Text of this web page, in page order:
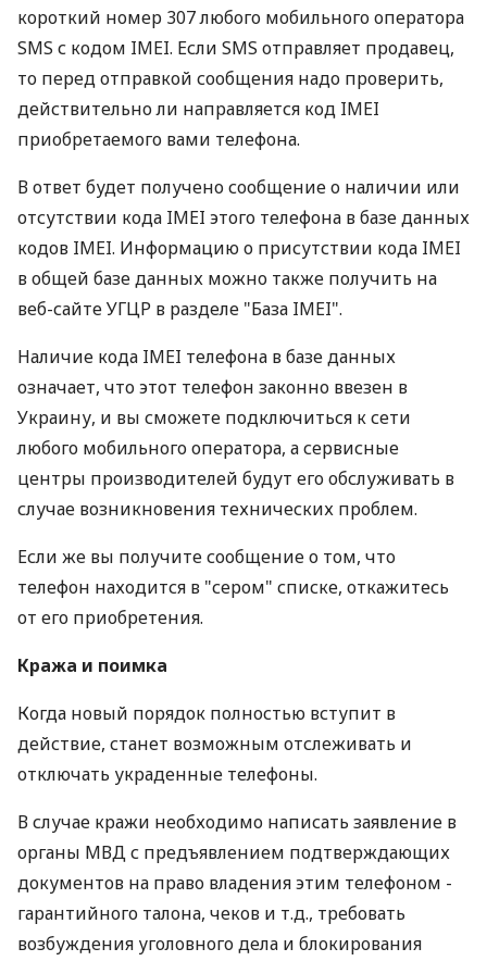
короткий номер 307 любого мобильного оператора
SМS с кодом IMEI. Если SМS отправляет продавец,
то перед отправкой сообщения надо проверить,
действительно ли направляется код IMEI
приобретаемого вами телефона.
В ответ будет получено сообщение о наличии или
отсутствии кода IMEI этого телефона в базе данных
кодов IMEI. Информацию о присутствии кода IMEI
в общей базе данных можно также получить на
веб-сайте УГЦР в разделе "База IMEI".
Наличие кода IMEI телефона в базе данных
означает, что этот телефон законно ввезен в
Украину, и вы сможете подключиться к сети
любого мобильного оператора, а сервисные
центры производителей будут его обслуживать в
случае возникновения технических проблем.
Если же вы получите сообщение о том, что
телефон находится в "сером" списке, откажитесь
от его приобретения.
Кража и поимка
Когда новый порядок полностью вступит в
действие, станет возможным отслеживать и
отключать украденные телефоны.
В случае кражи необходимо написать заявление в
органы МВД с предъявлением подтверждающих
документов на право владения этим телефоном -
гарантийного талона, чеков и т.д., требовать
возбуждения уголовного дела и блокирования